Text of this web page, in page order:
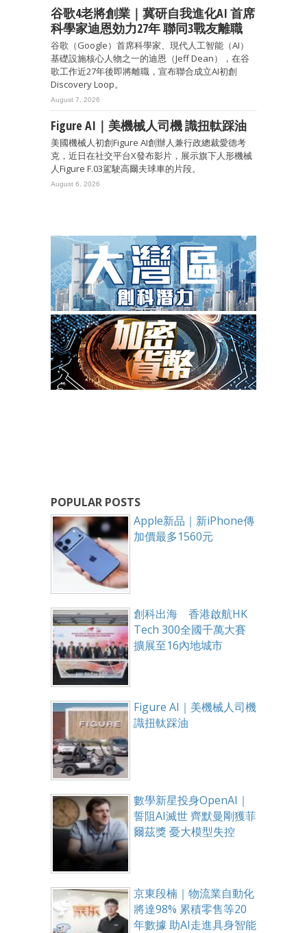
谷歌4老將創業｜冀研自我進化AI 首席
科學家迪恩効力27年 聯同3戰友離職
谷歌（Google）首席科學家、現代人工智能（AI）
基礎設施核心人物之一的迪恩（Jeff Dean），在谷
歌工作近27年後即將離職，宣布聯合成立AI初創
Discovery Loop。
August 7, 2026
Figure AI｜美機械人司機 識扭軚踩油
美國機械人初創Figure AI創辦人兼行政總裁愛德考
克，近日在社交平台X發布影片，展示旗下人形機械
人Figure F.03駕駛高爾夫球車的片段。
August 6, 2026
POPULAR POSTS
Apple新品｜新iPhone傳
加價最多1560元
創科出海 香港啟航HK
Tech 300全國千萬大賽
擴展至16內地城市
Figure AI｜美機械人司機
識扭軚踩油
數學新星投身OpenAI｜
誓阻AI滅世 齊默曼剛獲菲
爾茲獎 憂大模型失控
京東段楠｜物流業自動化
將達98% 累積零售等20
年數據 助AI走進具身智能